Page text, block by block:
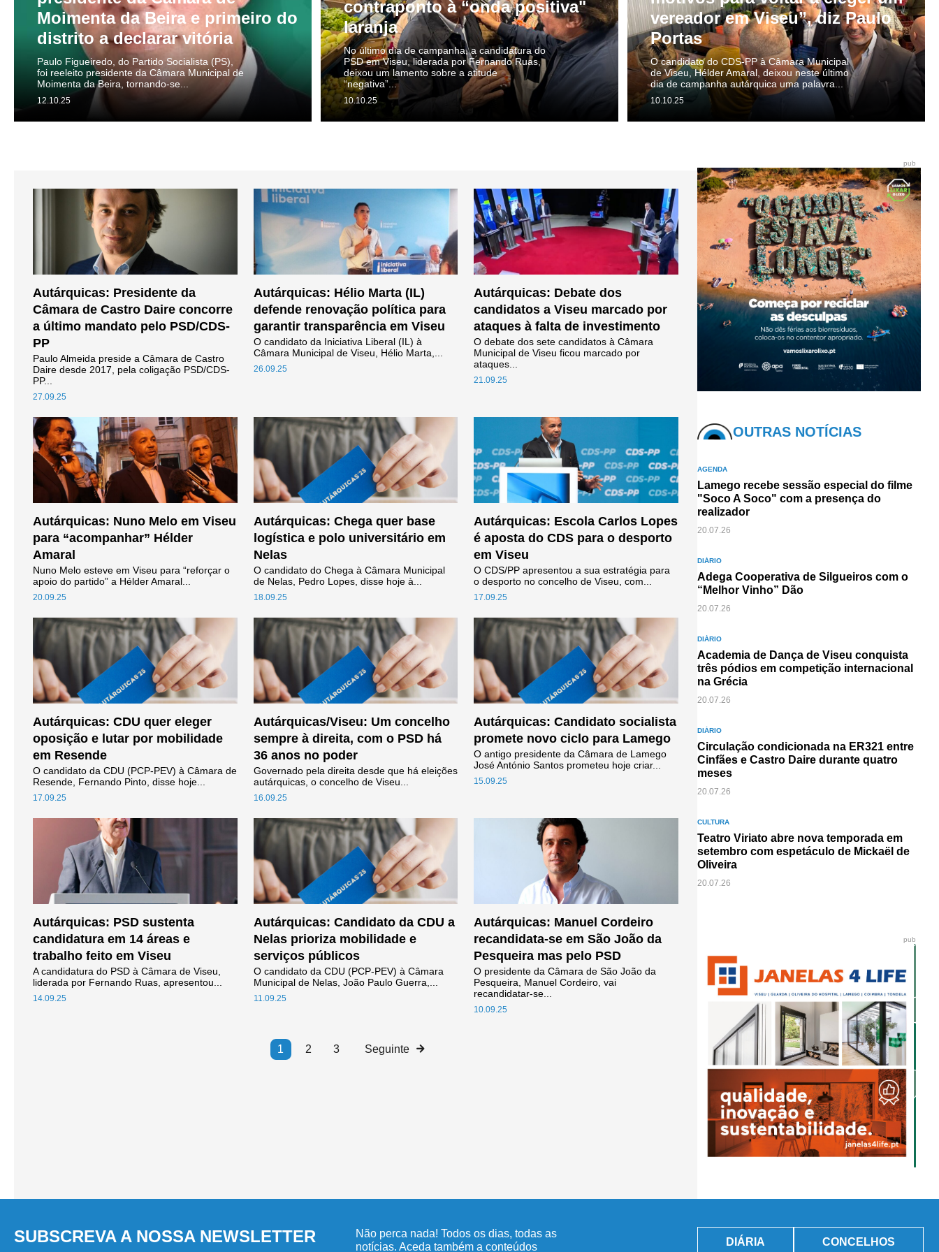
Moimenta da Beira e primeiro do
distrito a declarar vitória
12.10.25
Paulo Figueiredo, do Partido Socialista (PS),
foi reeleito presidente da Câmara Municipal de
Moimenta da Beira, tornando-se...
contraponto à “onda positiva"
laranja
10.10.25
No último dia de campanha, a candidatura do
PSD em Viseu, liderada por Fernando Ruas,
deixou um lamento sobre a atitude
“negativa”...
vereador em Viseu”, diz Paulo
Portas
10.10.25
O candidato do CDS-PP à Câmara Municipal
de Viseu, Hélder Amaral, deixou neste último
dia de campanha autárquica uma palavra...
Autárquicas: Presidente da
Câmara de Castro Daire concorre
a último mandato pelo PSD/CDS-
PP
27.09.25
Paulo Almeida preside a Câmara de Castro
Daire desde 2017, pela coligação PSD/CDS-
PP...
Autárquicas: Hélio Marta (IL)
defende renovação política para
garantir transparência em Viseu
26.09.25
O candidato da Iniciativa Liberal (IL) à
Câmara Municipal de Viseu, Hélio Marta,...
Autárquicas: Debate dos
candidatos a Viseu marcado por
ataques à falta de investimento
21.09.25
O debate dos sete candidatos à Câmara
Municipal de Viseu ficou marcado por
ataques...
Autárquicas: Nuno Melo em Viseu
para “acompanhar” Hélder
Amaral
20.09.25
Nuno Melo esteve em Viseu para “reforçar o
apoio do partido” a Hélder Amaral...
Autárquicas: Chega quer base
logística e polo universitário em
Nelas
18.09.25
O candidato do Chega à Câmara Municipal
de Nelas, Pedro Lopes, disse hoje à...
Autárquicas: Escola Carlos Lopes
é aposta do CDS para o desporto
em Viseu
17.09.25
O CDS/PP apresentou a sua estratégia para
o desporto no concelho de Viseu, com...
Autárquicas: CDU quer eleger
oposição e lutar por mobilidade
em Resende
17.09.25
O candidato da CDU (PCP-PEV) à Câmara de
Resende, Fernando Pinto, disse hoje...
Autárquicas/Viseu: Um concelho
sempre à direita, com o PSD há
36 anos no poder
16.09.25
Governado pela direita desde que há eleições
autárquicas, o concelho de Viseu...
Autárquicas: Candidato socialista
promete novo ciclo para Lamego
15.09.25
O antigo presidente da Câmara de Lamego
José António Santos prometeu hoje criar...
Autárquicas: PSD sustenta
candidatura em 14 áreas e
trabalho feito em Viseu
14.09.25
A candidatura do PSD à Câmara de Viseu,
liderada por Fernando Ruas, apresentou...
Autárquicas: Candidato da CDU a
Nelas prioriza mobilidade e
serviços públicos
11.09.25
O candidato da CDU (PCP-PEV) à Câmara
Municipal de Nelas, João Paulo Guerra,...
Autárquicas: Manuel Cordeiro
recandidata-se em São João da
Pesqueira mas pelo PSD
10.09.25
O presidente da Câmara de São João da
Pesqueira, Manuel Cordeiro, vai
recandidatar-se...
1 2 3 Seguinte
pub
OUTRAS NOTÍCIAS
AGENDA
Lamego recebe sessão especial do filme
"Soco A Soco" com a presença do
realizador
20.07.26
DIÁRIO
Adega Cooperativa de Silgueiros com o
“Melhor Vinho” Dão
20.07.26
DIÁRIO
Academia de Dança de Viseu conquista
três pódios em competição internacional
na Grécia
20.07.26
DIÁRIO
Circulação condicionada na ER321 entre
Cinfães e Castro Daire durante quatro
meses
20.07.26
CULTURA
Teatro Viriato abre nova temporada em
setembro com espetáculo de Mickaël de
Oliveira
20.07.26
pub
SUBSCREVA A NOSSA NEWSLETTER
Não perca nada! Todos os dias, todas as
notícias. Aceda também a conteúdos
DIÁRIA CONCELHOS